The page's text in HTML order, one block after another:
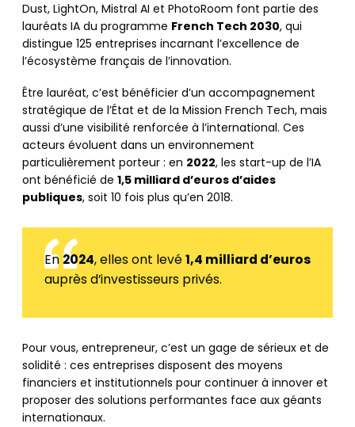
Dust, LightOn, Mistral AI et PhotoRoom font partie des
lauréats IA du programme French Tech 2030, qui
distingue 125 entreprises incarnant l’excellence de
l’écosystème français de l’innovation.
Être lauréat, c’est bénéficier d’un accompagnement
stratégique de l’État et de la Mission French Tech, mais
aussi d’une visibilité renforcée à l’international. Ces
acteurs évoluent dans un environnement
particulièrement porteur : en 2022, les start-up de l’IA
ont bénéficié de 1,5 milliard d’euros d’aides
publiques, soit 10 fois plus qu’en 2018.
En 2024, elles ont levé1,4 milliard d’euros
auprès d’investisseurs privés.
Pour vous, entrepreneur, c’est un gage de sérieux et de
solidité : ces entreprises disposent des moyens
financiers et institutionnels pour continuer à innover et
proposer des solutions performantes face aux géants
internationaux.